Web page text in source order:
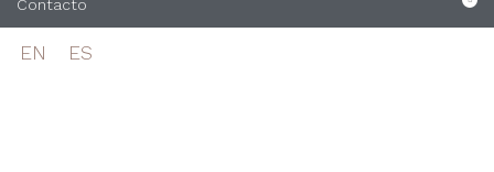
Contacto
EN ES